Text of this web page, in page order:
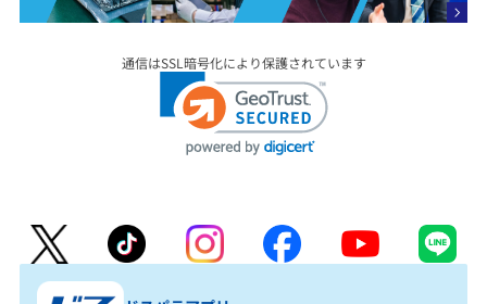
通信はSSL暗号化により保護されています